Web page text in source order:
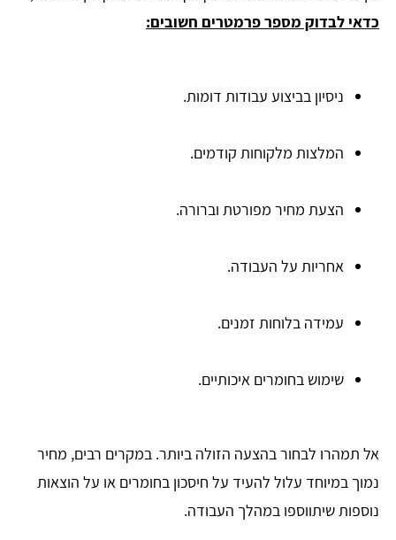
כדאי לבדוק מספר פרמטרים חשובים:
ניסיון בביצוע עבודות דומות.
המלצות מלקוחות קודמים.
הצעת מחיר מפורטת וברורה.
אחריות על העבודה.
עמידה בלוחות זמנים.
שימוש בחומרים איכותיים.
אל תמהרו לבחור בהצעה הזולה ביותר. במקרים רבים, מחיר
נמוך במיוחד עלול להעיד על חיסכון בחומרים או על הוצאות
נוספות שיתווספו במהלך העבודה.